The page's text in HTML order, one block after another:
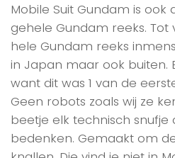
Mobile Suit Gundam is ook
gehele Gundam reeks.
hele Gundam reeks
in Japan maar ook buiten.
want dit was 1 van de
Geen robots zoals wij ze
beetje elk technisch snufje
bedenken. Gemaakt om